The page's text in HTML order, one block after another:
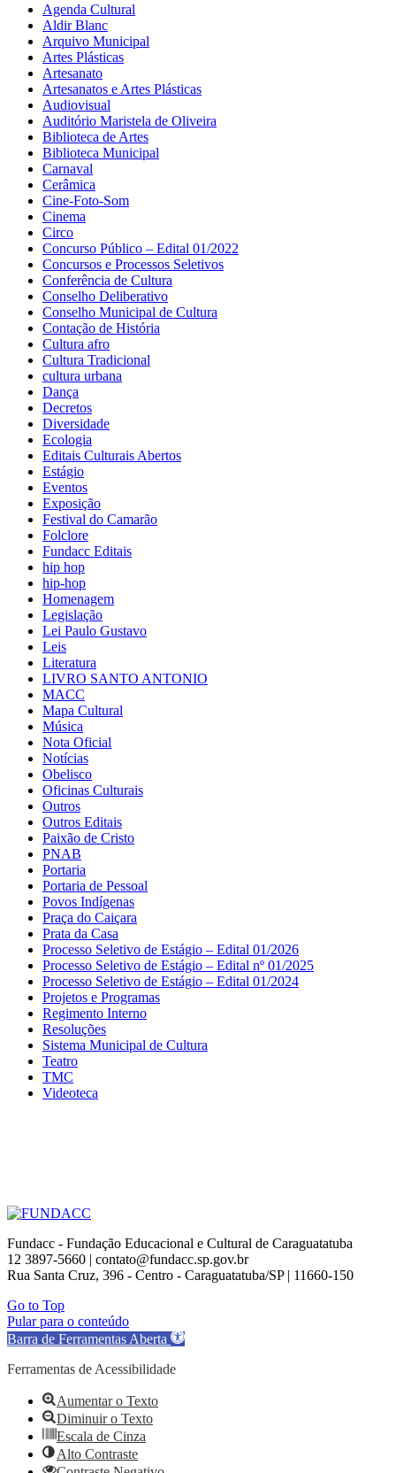
Agenda Cultural
Aldir Blanc
Arquivo Municipal
Artes Plásticas
Artesanato
Artesanatos e Artes Plásticas
Audiovisual
Auditório Maristela de Oliveira
Biblioteca de Artes
Biblioteca Municipal
Carnaval
Cerâmica
Cine-Foto-Som
Cinema
Circo
Concurso Público – Edital 01/2022
Concursos e Processos Seletivos
Conferência de Cultura
Conselho Deliberativo
Conselho Municipal de Cultura
Contação de História
Cultura afro
Cultura Tradicional
cultura urbana
Dança
Decretos
Diversidade
Ecologia
Editais Culturais Abertos
Estágio
Eventos
Exposição
Festival do Camarão
Folclore
Fundacc Editais
hip hop
hip-hop
Homenagem
Legislação
Lei Paulo Gustavo
Leis
Literatura
LIVRO SANTO ANTONIO
MACC
Mapa Cultural
Música
Nota Oficial
Notícias
Obelisco
Oficinas Culturais
Outros
Outros Editais
Paixão de Cristo
PNAB
Portaria
Portaria de Pessoal
Povos Indígenas
Praça do Caiçara
Prata da Casa
Processo Seletivo de Estágio – Edital 01/2026
Processo Seletivo de Estágio – Edital nº 01/2025
Processo Seletivo de Estágio – Edital 01/2024
Projetos e Programas
Regimento Interno
Resoluções
Sistema Municipal de Cultura
Teatro
TMC
Videoteca
Fundacc - Fundação Educacional e Cultural de Caraguatatuba
12 3897-5660 | contato@fundacc.sp.gov.br
Rua Santa Cruz, 396 - Centro - Caraguatatuba/SP | 11660-150
Go to Top
Pular para o conteúdo
Barra de Ferramentas Aberta
Ferramentas de Acessibilidade
Aumentar o Texto
Diminuir o Texto
Escala de Cinza
Alto Contraste